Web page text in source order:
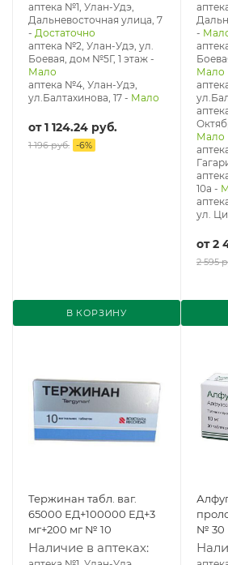
аптека №1, Улан-Удэ,
Дальневосточная улица, 7
- Достаточно
аптека №2, Улан-Удэ, ул.
Боевая, дом №5Г, 1 этаж -
Мало
аптека №4, Улан-Удэ,
ул.Балтахинова, 17 - Мало
от1 124.24 руб.
1 196 руб. -6%
В КОРЗИНУ
-
Мало
Мало
10а -
ул.
от2
2 595
Тержинан табл. ваг.
65000 ЕД+100000 ЕД+3
мг+200 мг № 10
Наличие в аптеках:
№ 30